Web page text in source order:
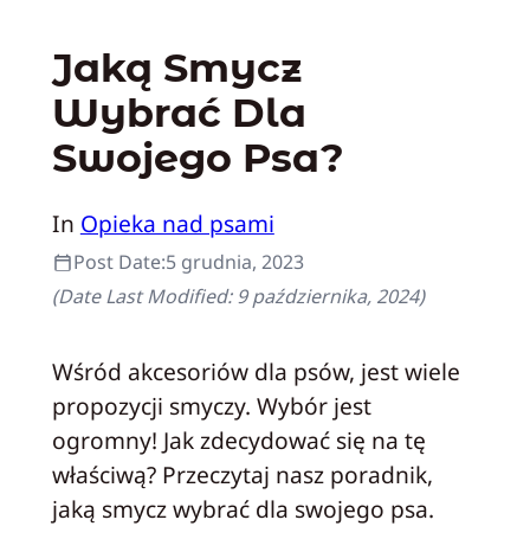
Jaką Smycz
Wybrać Dla
Swojego Psa?
In Opieka nad psami
Post Date:5 grudnia, 2023
(Date Last Modified:9 października, 2024)
Wśród akcesoriów dla psów, jest wiele
propozycji smyczy. Wybór jest
ogromny! Jak zdecydować się na tę
właściwą? Przeczytaj nasz poradnik,
jaką smycz wybrać dla swojego psa.